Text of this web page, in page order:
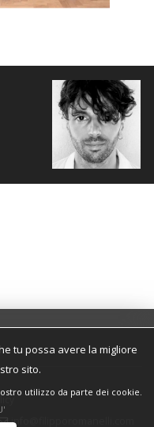
tu possa avere la migliore
sito.
utilizzo da parte dei cookie.
info@filipporomanelli.com